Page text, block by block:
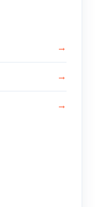
→
→
→